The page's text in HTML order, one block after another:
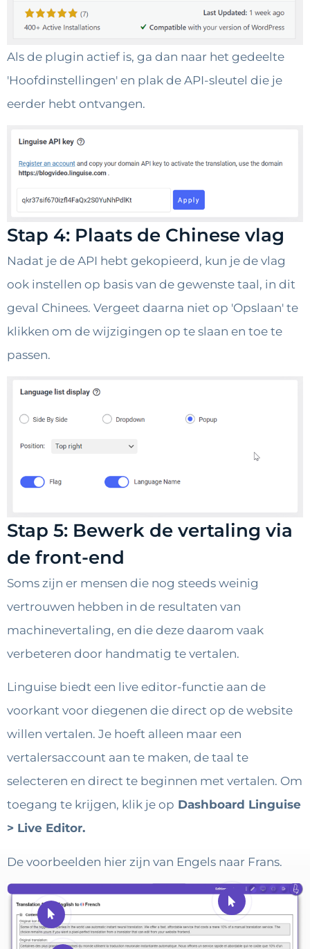
Als de plugin actief is, ga dan naar het gedeelte
'Hoofdinstellingen' en plak de API-sleutel die je
eerder hebt ontvangen.
Stap 4: Plaats de Chinese vlag
Nadat je de API hebt gekopieerd, kun je de vlag
ook instellen op basis van de gewenste taal, in dit
geval Chinees. Vergeet daarna niet op 'Opslaan' te
klikken om de wijzigingen op te slaan en toe te
passen.
Stap 5: Bewerk de vertaling via
de front-end
Soms zijn er mensen die nog steeds weinig
vertrouwen hebben in de resultaten van
machinevertaling, en die deze daarom vaak
verbeteren door handmatig te vertalen.
Linguise biedt een live editor-functie aan de
voorkant voor diegenen die direct op de website
willen vertalen. Je hoeft alleen maar een
vertalersaccount aan te maken, de taal te
selecteren en direct te beginnen met vertalen. Om
toegang te krijgen, klik je op Dashboard Linguise
> Live Editor.
De voorbeelden hier zijn van Engels naar Frans.